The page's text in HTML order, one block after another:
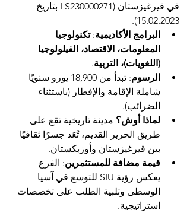
في قيرغيزستان (LS230000271 بتاريخ
15.02.2023).
البرامج الأكاديمية: تكنولوجيا
المعلومات، الاقتصاد، الفيلولوجيا
(اللغويات)، التربية.
الرسوم
: تبدأ من 18,900 يورو سنويًا
شاملة الإقامة والإفطار (باستثناء
الضرائب).
لماذا أوش؟ مدينة تاريخية تقع على
طريق الحرير القديم، تُعَد جسرًا ثقافيًا
بين قيرغيزستان وأوزبكستان.
قيمة مضافة للمستثمرين: الفرع
يعكس رؤية SIU للتوسع في آسيا
الوسطى وتلبية الطلب على تخصصات
استراتيجية.